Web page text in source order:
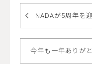
NADAが5周年を
今年も一年ありが